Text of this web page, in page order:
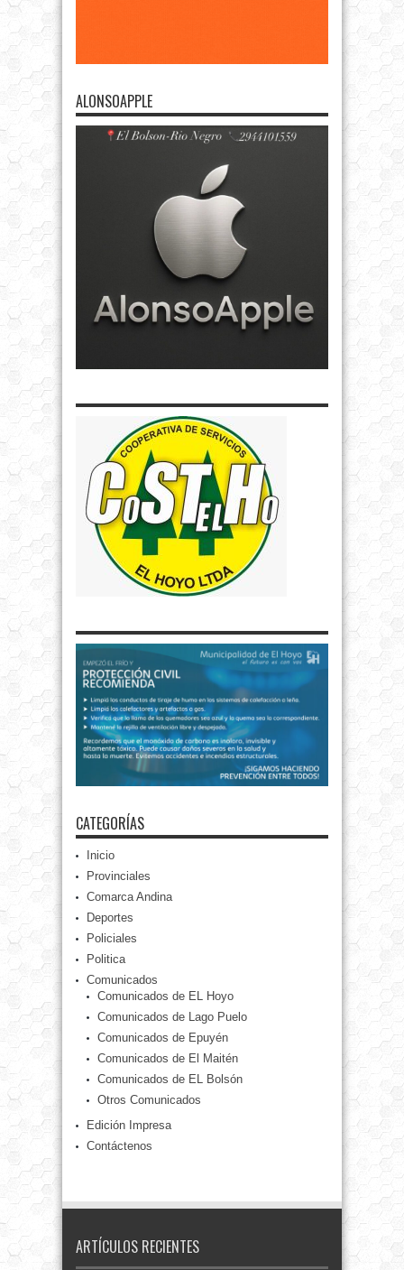
ALONSOAPPLE
CATEGORÍAS
Inicio
Provinciales
Comarca Andina
Deportes
Policiales
Politica
Comunicados
Comunicados de EL Hoyo
Comunicados de Lago Puelo
Comunicados de Epuyén
Comunicados de El Maitén
Comunicados de EL Bolsón
Otros Comunicados
Edición Impresa
Contáctenos
ARTÍCULOS RECIENTES